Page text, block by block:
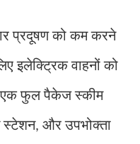
प्रदूषण को कम करने
इलेक्ट्रिक वाहनों को
एक फुल पैकेज स्कीम
स्टेशन, और उपभोक्ता